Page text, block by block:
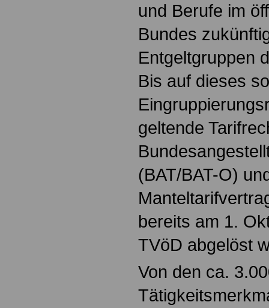
und Berufe im
Bundes
Entgeltgruppen
Bis auf dieses
geltende
(BAT/BAT-O)
bereits am 1.
TVöD abgelöst
Von den ca.